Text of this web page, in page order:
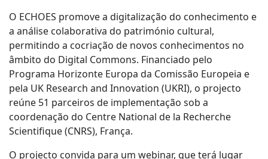
O ECHOES promove a digitalização do conhecimento e
a análise colaborativa do património cultural,
permitindo a cocriação de novos conhecimentos no
âmbito do Digital Commons. Financiado pelo
Programa Horizonte Europa da Comissão Europeia e
pela UK Research and Innovation (UKRI), o projecto
reúne 51 parceiros de implementação sob a
coordenação do Centre National de la Recherche
Scientifique (CNRS), França.
O projecto convida para um webinar, que terá lugar